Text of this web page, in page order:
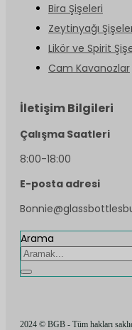
Bira Şişeleri
Zeytinyağı
Likör ve Spirit
Cam Kavanozlar
İletişim Bilgileri
Çalışma Saatleri
8:00-18:00
E-posta adresi
Arama
2024 © BGB - Tüm hakları